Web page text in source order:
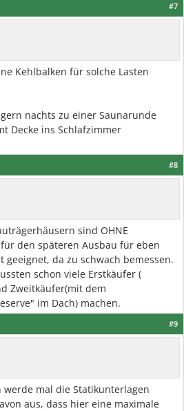
#7
Kehlbalken für solche Lasten
nachts zu einer Saunarunde
Decke ins Schlafzimmer
#8
sind OHNE
den späteren Ausbau für eben
da zu schwach bemessen.
schon viele Erstkäufer (
Zweitkäufer(mit dem
im Dach) machen.
#9
mal die Statikunterlagen
aus, dass hier eine maximale